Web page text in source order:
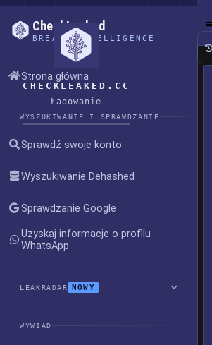
CHECKLEAKED.CC
Ładowanie
CheckLeaked
BREACH INTELLIGENCE
Strona główna
WYSZUKIWANIE I SPRAWDZANIE
Sprawdź swoje konto
Wyszukiwanie Dehashed
Sprawdzanie Google
Uzyskaj informacje o profilu
WhatsApp
LEAKRADAR NOWY
WYWIAD